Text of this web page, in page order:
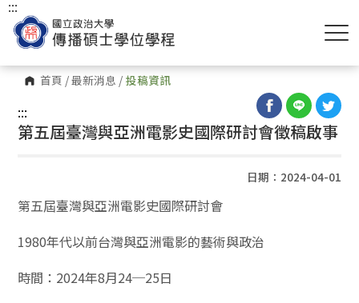
首頁 /最新消息 / 投稿資訊
:::
:::
第五屆臺灣與亞洲電影史國際研討會徵稿啟事
日期：2024-04-01
第五屆臺灣與亞洲電影史國際研討會
1980年代以前台灣與亞洲電影的藝術與政治
時間：2024年8月24─25日